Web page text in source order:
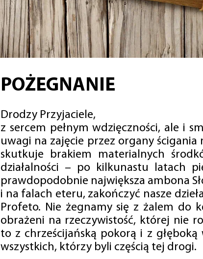
POŻEGNANIE
Drodzy Przyjaciele,
z sercem pełnym wdzięczności, ale i
uwagi na zajęcie przez organy
skutkuje brakiem materialnych
działalności – po kilkunastu latach
prawdopodobnie największa ambona
i na falach eteru, zakończyć nasze
Profeto. Nie żegnamy się z żalem do
obrażeni na rzeczywistość, której nie
to z chrześcijańską pokorą i z głęboką
wszystkich, którzy byli częścią tej drogi.